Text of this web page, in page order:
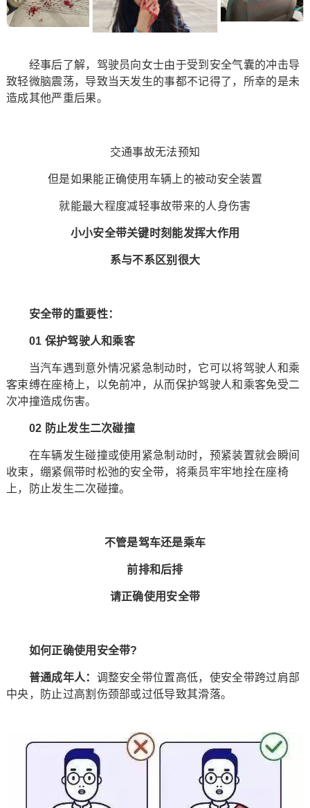
经事后了解，驾驶员向女士由于受到安全气囊的冲击导
致轻微脑震荡，导致当天发生的事都不记得了，所幸的是未
造成其他严重后果。
交通事故无法预知
但是如果能正确使用车辆上的被动安全装置
就能最大程度减轻事故带来的人身伤害
小小安全带关键时刻能发挥大作用
系与不系区别很大
安全带的重要性：
01 保护驾驶人和乘客
当汽车遇到意外情况紧急制动时，它可以将驾驶人和乘
客束缚在座椅上，以免前冲，从而保护驾驶人和乘客免受二
次冲撞造成伤害。
02 防止发生二次碰撞
在车辆发生碰撞或使用紧急制动时，预紧装置就会瞬间
收束，绷紧佩带时松弛的安全带，将乘员牢牢地拴在座椅
上，防止发生二次碰撞。
不管是驾车还是乘车
前排和后排
请正确使用安全带
如何正确使用安全带?
普通成年人： 调整安全带位置高低，使安全带跨过肩部
中央，防止过高割伤颈部或过低导致其滑落。